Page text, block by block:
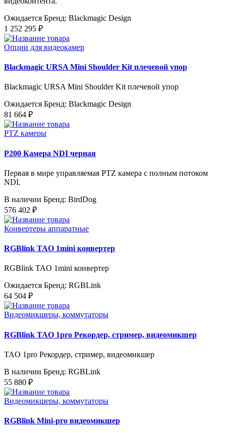
Ожидается Бренд: Blackmagic Design
1 252 295 ₽
Опции для видеокамер
Blackmagic URSA Mini Shoulder Kit плечевой упор
Blackmagic URSA Mini Shoulder Kit плечевой упор
Ожидается Бренд: Blackmagic Design
81 664 ₽
PTZ камеры
P200 Камера NDI черная
Первая в мире управляемая PTZ камера с полным потоком
NDI.
В наличии Бренд: BirdDog
576 402 ₽
Конвертеры аппаратные
RGBlink TAO 1mini конвертер
RGBlink TAO 1mini конвертер
Ожидается Бренд: RGBLink
64 504 ₽
Видеомикшеры, коммутаторы
RGBlink TAO 1pro Рекордер, стример, видеомикшер
TAO 1pro Рекордер, стример, видеомикшер
В наличии Бренд: RGBLink
55 880 ₽
Видеомикшеры, коммутаторы
RGBlink Mini-pro видеомикшер